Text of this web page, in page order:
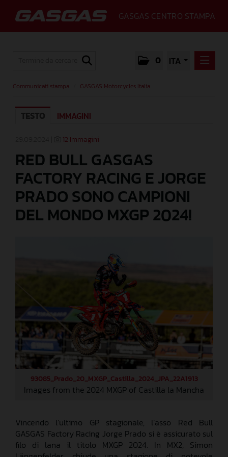
GASGAS CENTRO STAMPA
0 ITA
MEDIA
GASGAS
CONTATTI
Communicati stampa GASGAS Motorcycles Italia
TESTO IMMAGINI
12 Immagini
RED BULL GASGAS
FACTORY RACING E JORGE
PRADO SONO CAMPIONI
DEL MONDO MXGP 2024!
93085_Prado_20_MXGP_Castilla_2024_JPA_22A1913
Images from the 2024 MXGP of Castilla la Mancha
Vincendo l’ultimo GP stagionale, l’asso Red Bull
GASGAS Factory Racing Jorge Prado si è assicurato sul
filo di lana il titolo MXGP 2024. In MX2, Simon